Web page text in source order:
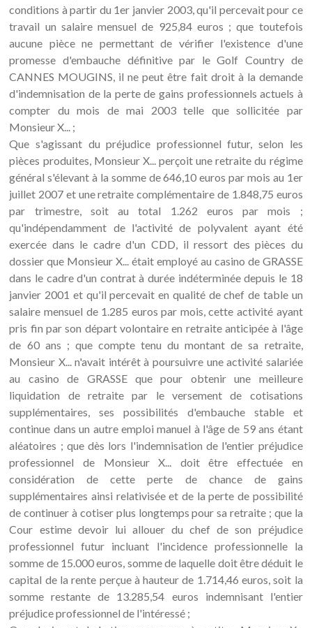
conditions à partir du 1er janvier 2003, qu'il percevait pour ce
travail un salaire mensuel de 925,84 euros ; que toutefois
aucune pièce ne permettant de vérifier l'existence d'une
promesse d'embauche définitive par le Golf Country de
CANNES MOUGINS, il ne peut être fait droit à la demande
d'indemnisation de la perte de gains professionnels actuels à
compter du mois de mai 2003 telle que sollicitée par
Monsieur X... ;
Que s'agissant du préjudice professionnel futur, selon les
pièces produites, Monsieur X... perçoit une retraite du régime
général s'élevant à la somme de 646,10 euros par mois au 1er
juillet 2007 et une retraite complémentaire de 1.848,75 euros
par trimestre, soit au total 1.262 euros par mois ;
qu'indépendamment de l'activité de polyvalent ayant été
exercée dans le cadre d'un CDD, il ressort des pièces du
dossier que Monsieur X... était employé au casino de GRASSE
dans le cadre d'un contrat à durée indéterminée depuis le 18
janvier 2001 et qu'il percevait en qualité de chef de table un
salaire mensuel de 1.285 euros par mois, cette activité ayant
pris fin par son départ volontaire en retraite anticipée à l'âge
de 60 ans ; que compte tenu du montant de sa retraite,
Monsieur X... n'avait intérêt à poursuivre une activité salariée
au casino de GRASSE que pour obtenir une meilleure
liquidation de retraite par le versement de cotisations
supplémentaires, ses possibilités d'embauche stable et
continue dans un autre emploi manuel à l'âge de 59 ans étant
aléatoires ; que dès lors l'indemnisation de l'entier préjudice
professionnel de Monsieur X... doit être effectuée en
considération de cette perte de chance de gains
supplémentaires ainsi relativisée et de la perte de possibilité
de continuer à cotiser plus longtemps pour sa retraite ; que la
Cour estime devoir lui allouer du chef de son préjudice
professionnel futur incluant l'incidence professionnelle la
somme de 15.000 euros, somme de laquelle doit être déduit le
capital de la rente perçue à hauteur de 1.714,46 euros, soit la
somme restante de 13.285,54 euros indemnisant l'entier
préjudice professionnel de l'intéressé ;